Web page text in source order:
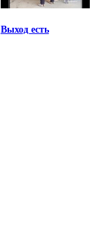
Выход есть